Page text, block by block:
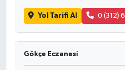
Yol Tarifi Al 0 (312)
Gökçe Eczanesi